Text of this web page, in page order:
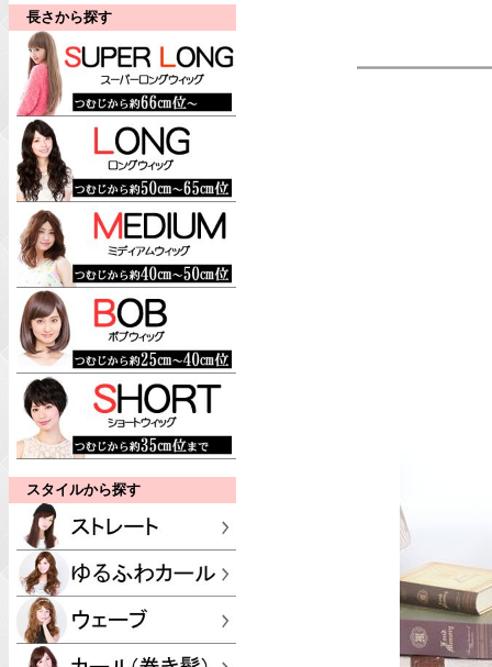
長さから探す
スタイルから探す